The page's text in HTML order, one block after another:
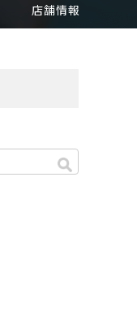
店舗情報